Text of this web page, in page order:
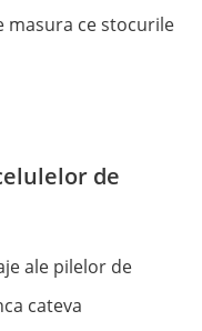
ce stocurile
de
ale pilelor de
cateva